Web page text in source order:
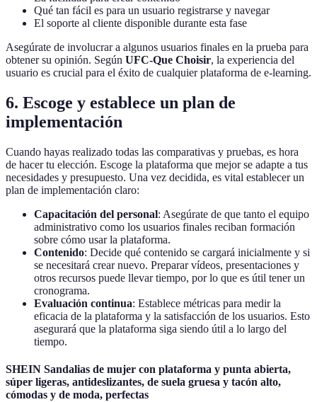
Qué tan fácil es para un usuario registrarse y navegar
El soporte al cliente disponible durante esta fase
Asegúrate de involucrar a algunos usuarios finales en la prueba para
obtener su opinión. Según UFC-Que Choisir, la experiencia del
usuario es crucial para el éxito de cualquier plataforma de e-learning.
6. Escoge y establece un plan de
implementación
Cuando hayas realizado todas las comparativas y pruebas, es hora
de hacer tu elección. Escoge la plataforma que mejor se adapte a tus
necesidades y presupuesto. Una vez decidida, es vital establecer un
plan de implementación claro:
Capacitación del personal: Asegúrate de que tanto el equipo
administrativo como los usuarios finales reciban formación
sobre cómo usar la plataforma.
Contenido: Decide qué contenido se cargará inicialmente y si
se necesitará crear nuevo. Preparar vídeos, presentaciones y
otros recursos puede llevar tiempo, por lo que es útil tener un
cronograma.
Evaluación continua: Establece métricas para medir la
eficacia de la plataforma y la satisfacción de los usuarios. Esto
asegurará que la plataforma siga siendo útil a lo largo del
tiempo.
SHEIN Sandalias de mujer con plataforma y punta abierta,
súper ligeras, antideslizantes, de suela gruesa y tacón alto,
cómodas y de moda, perfectas